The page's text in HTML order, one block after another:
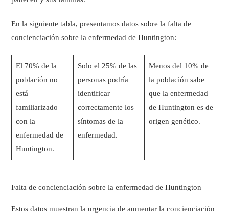
En la siguiente tabla, presentamos datos sobre la falta de
concienciación sobre la enfermedad de Huntington:
El 70% de la
población no
está
familiarizado
con la
enfermedad de
Huntington.
Solo el 25% de las
personas podría
identificar
correctamente los
síntomas de la
enfermedad.
Menos del 10% de
la población sabe
que la enfermedad
de Huntington es de
origen genético.
Falta de concienciación sobre la enfermedad de Huntington
Estos datos muestran la urgencia de aumentar la concienciación